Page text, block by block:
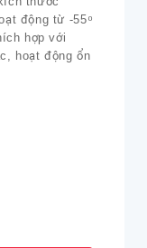
động từ -55
hợp với
hoạt động ổn